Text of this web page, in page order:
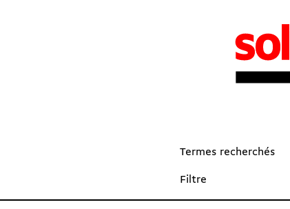
Termes recherchés
Filtre